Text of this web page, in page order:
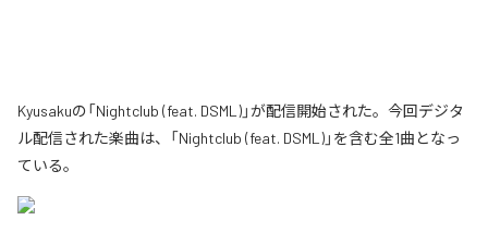
Kyusakuの「Nightclub (feat. DSML)」が配信開始された。今回デジタ
ル配信された楽曲は、「Nightclub (feat. DSML)」を含む全1曲となっ
ている。